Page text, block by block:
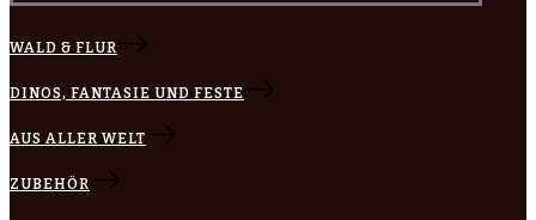
WALD & FLUR
DINOS, FANTASIE UND FESTE
AUS ALLER WELT
ZUBEHÖR